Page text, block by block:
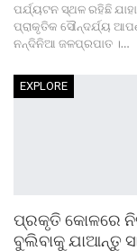
ପର୍ଯ୍ୟଟନ ସ୍ଥଳ ରହିଛି
ପ୍ରାକୃତିକ ସୌନ୍ଦର୍ଯ୍ୟ
ନନ୍ଦିନିଆ ଜଳପ୍ରପାତ ।…
EXPLORE
ପ୍ରକୃତି କୋଳରେ
ବୁଲିବାକୁ ଯାଆନ୍ତୁ